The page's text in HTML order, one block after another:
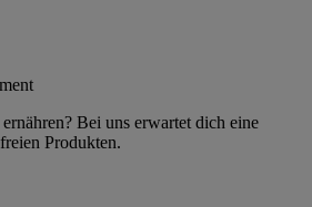
Bei uns erwartet dich eine
Produkten.